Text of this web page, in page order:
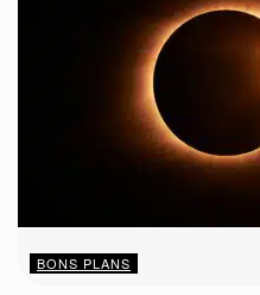
BONS PLANS